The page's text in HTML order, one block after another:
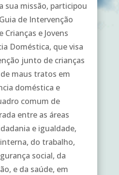
sua missão, participou
de Intervenção
e Jovens
Doméstica, que visa
junto de crianças
maus tratos em
doméstica e
comum de
entre as áreas
e igualdade,
do trabalho,
social, da
e da saúde, em